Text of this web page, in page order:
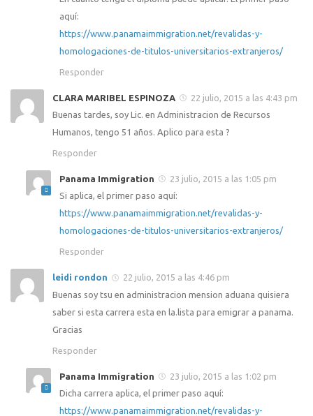
aquí:
https://www.panamaimmigration.net/revalidas-y-
homologaciones-de-titulos-universitarios-extranjeros/
Responder
CLARA MARIBEL ESPINOZA
22 julio, 2015 a las 4:43 pm
Buenas tardes, soy Lic. en Administracion de Recursos
Humanos, tengo 51 años. Aplico para esta ?
Responder
Panama Immigration
23 julio, 2015 a las 1:05 pm
Si aplica, el primer paso aquí:
https://www.panamaimmigration.net/revalidas-y-
homologaciones-de-titulos-universitarios-extranjeros/
Responder
leidi rondon
22 julio, 2015 a las 4:46 pm
Buenas soy tsu en administracion mension aduana quisiera
saber si esta carrera esta en la.lista para emigrar a panama.
Gracias
Responder
Panama Immigration
23 julio, 2015 a las 1:02 pm
Dicha carrera aplica, el primer paso aquí:
https://www.panamaimmigration.net/revalidas-y-